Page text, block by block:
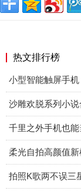
热文排行榜
小型智能触屏手
沙雕欢脱系列小
千里之外手机也
柔光自拍高颜值
拍照K歌两不误三